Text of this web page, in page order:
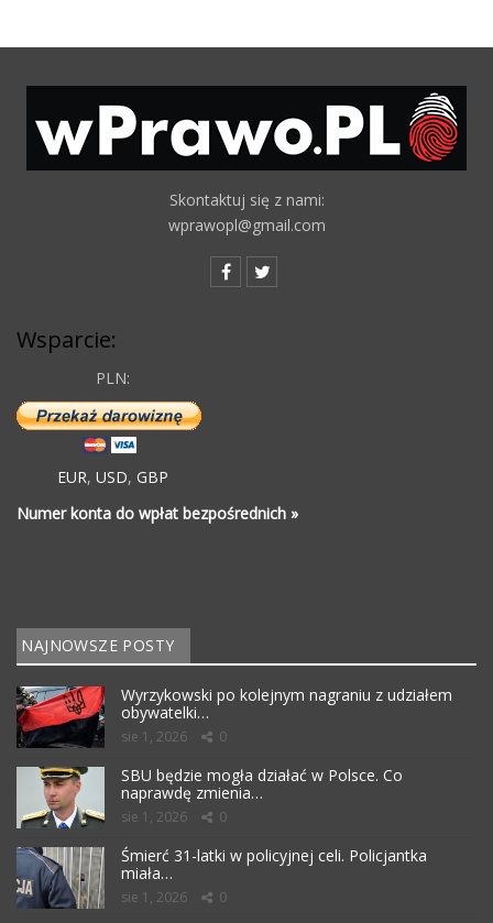
Skontaktuj się z nami:
wprawopl@gmail.com
Wsparcie:
PLN:
EUR, USD, GBP
Numer konta do wpłat bezpośrednich »
NAJNOWSZE POSTY
Wyrzykowski po kolejnym nagraniu z udziałem
obywatelki…
sie 1, 2026 0
SBU będzie mogła działać w Polsce. Co
naprawdę zmienia…
sie 1, 2026 0
Śmierć 31-latki w policyjnej celi. Policjantka
miała…
sie 1, 2026 0